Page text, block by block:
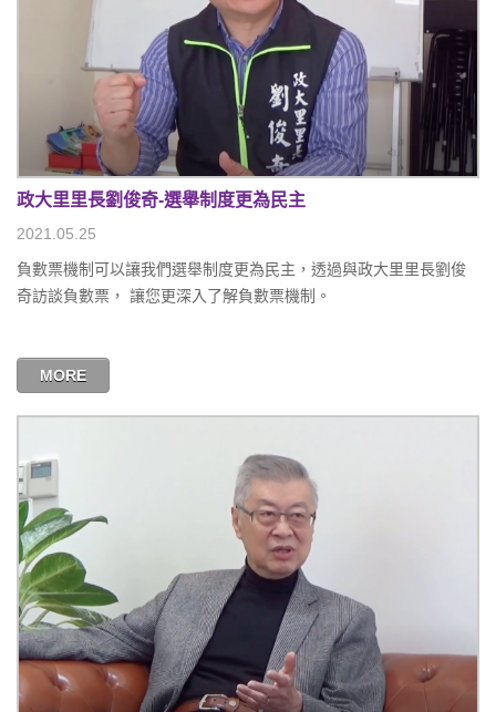
政大里里長劉俊奇-選舉制度更為民主
2021.05.25
負數票機制可以讓我們選舉制度更為民主，透過與政大里里長劉俊
奇訪談負數票， 讓您更深入了解負數票機制。
MORE